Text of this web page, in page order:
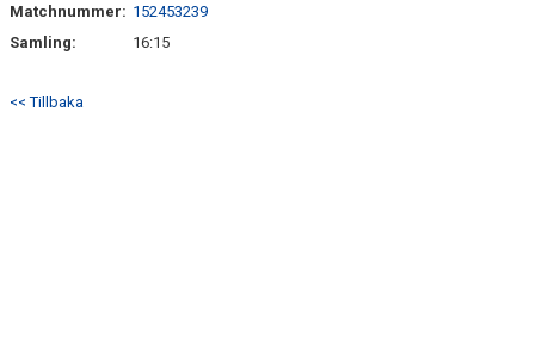
Matchnummer: 152453239
Samling:
16:15
<< Tillbaka